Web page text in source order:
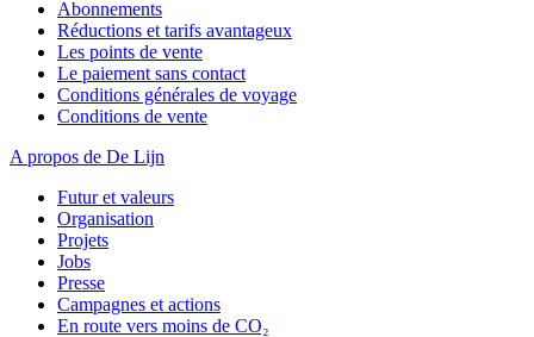
Abonnements
Réductions et tarifs avantageux
Les points de vente
Le paiement sans contact
Conditions générales de voyage
Conditions de vente
A propos de De Lijn
Futur et valeurs
Organisation
Projets
Jobs
Presse
Campagnes et actions
En route vers moins de CO₂